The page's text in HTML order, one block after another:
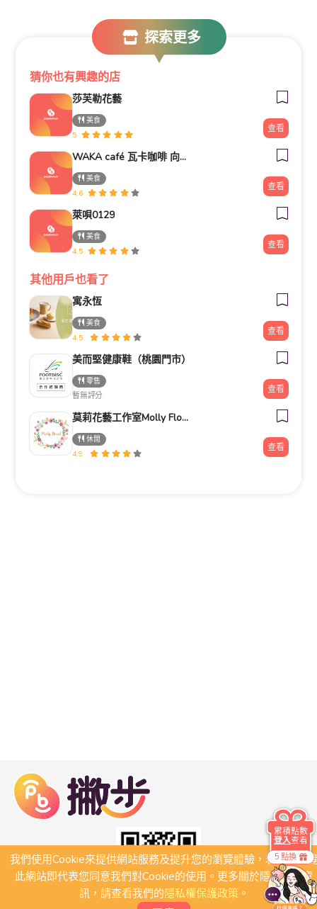
探索更多
猜你也有興趣的店
莎芙勒花藝
美食
5
查看
WAKA café 瓦卡咖啡 向上店
美食
4.6
查看
萊唄0129
美食
4.5
查看
其他用戶也看了
寓永恆
美食
4.5
查看
美而堅健康鞋（桃園門市）
零售
暫無評分
查看
莫莉花藝工作室Molly Florist
休閒
4.9
查看
我們使用Cookie來提供網站服務及提升您的瀏覽體驗，若繼續瀏
此網站即代表您同意我們對Cookie的使用。更多關於隱私保護資
訊，請查看我們的隱私權保護政策。
5 點換
累積點數
登入查看